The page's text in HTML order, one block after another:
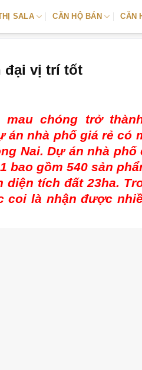
SALA CĂN HỘ BÁN CĂN
đại vị trí tốt
mau chóng trở
án nhà phố giá rẻ có
Nai. Dự án nhà phố
bao gồm 540 sản
diện tích đất 23ha.
coi là nhận được